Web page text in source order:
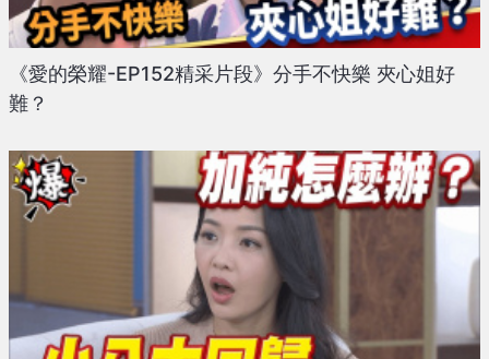
《愛的榮耀-EP152精采片段》分手不快樂 夾心姐好
難？